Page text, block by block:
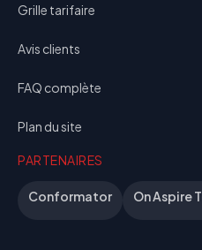
Grille tarifaire
Avis clients
FAQ complète
Plan du site
PARTENAIRES
Conformator On Aspire